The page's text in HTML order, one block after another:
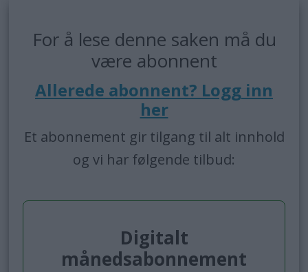
For å lese denne saken må du
være abonnent
Allerede abonnent? Logg inn
her
Et abonnement gir tilgang til alt innhold
og vi har følgende tilbud:
Digitalt
månedsabonnement